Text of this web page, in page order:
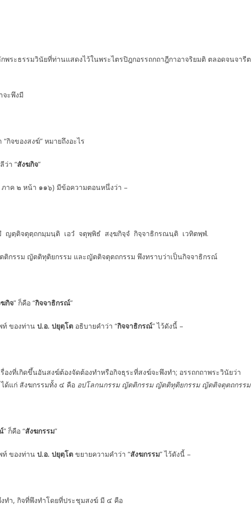
พระธรรมวินัยที่ท่านแสดงไว้ในพระไตรปิฎกอรรถกถาฎีกาอาจริยมติ ตลอดจนจารีต
จะพึงมี
กิจของสงฆ์” หมายถึงอะไร
ว่า “สังฆกิจ”
าค ๒ หน้า ๑๑๖) มีข้อความตอนหนึ่งว่า –
ตฺติจตุตฺถกมฺมนฺติ เอวํ จตุพฺพิธํ สงฺฆกิจฺจํ กิจฺจาธิกรณนฺติ เวทิตพฺพํ.
กรรม ญัตติทุติยกรรม และญัตติจตุตถกรรม พึงทราบว่าเป็นกิจจาธิกรณ์
กิจ” ก็คือ “กิจจาธิกรณ์”
ของท่าน ป.อ. ปยุตฺโต อธิบายคำว่า “กิจจาธิกรณ์” ไว้ดังนี้ –
องที่เกิดขึ้นอันสงฆ์ต้องจัดต้องทําหรือกิจธุระที่สงฆ์จะพึงทํา; อรรถกถาพระวินัยว่า
ด้แก่ สังฆกรรมทั้ง ๔ คือ อปโลกนกรรม ญัตติกรรม ญัตติทุติยกรรม ญัตติจตุตถกรรม
” ก็คือ “สังฆกรรม”
ของท่าน ป.อ. ปยุตฺโต ขยายความคำว่า “สังฆกรรม” ไว้ดังนี้ –
ทำ, กิจที่พึงทำโดยที่ประชุมสงฆ์ มี ๔ คือ